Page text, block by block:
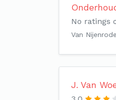
No ratings
Van
J. Van